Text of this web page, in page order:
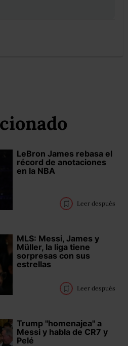
LeBron James rebasa el
récord de anotaciones
en la NBA
Leer después
MLS: Messi, James y
Müller, la liga tiene
sorpresas con sus
estrellas
Leer después
Trump "homenajea" a
Messi y habla de CR7 y
Pelé